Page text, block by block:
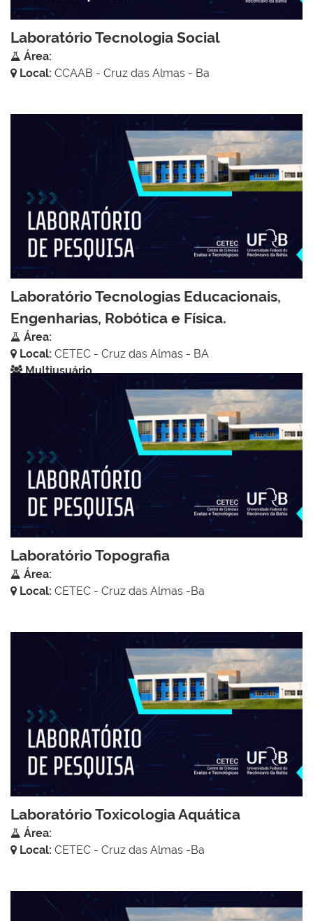
Laboratório Tecnologia Social
Área:
Local: CCAAB - Cruz das Almas - Ba
Laboratório Tecnologias Educacionais,
Engenharias, Robótica e Física.
Área:
Local: CETEC - Cruz das Almas - BA
Multiusuário
Laboratório Topografia
Área:
Local: CETEC - Cruz das Almas -Ba
Laboratório Toxicologia Aquática
Área:
Local: CETEC - Cruz das Almas -Ba